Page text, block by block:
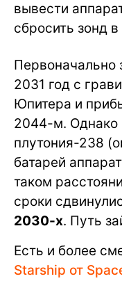
вывести
сбросить зонд
Первоначально
2031 год с
Юпитера и
2044-м. Однако
плутония-238
батарей
таком
сроки
2030-х. Путь
Есть и более
Starship от